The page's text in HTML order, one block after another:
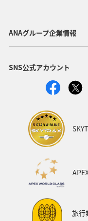
神戸 冬 自
ANAグルメマイル
静岡県
女子旅 北陸地方
アオリイカ
ANAグループ企業情報
SNS公式アカウント
旅行